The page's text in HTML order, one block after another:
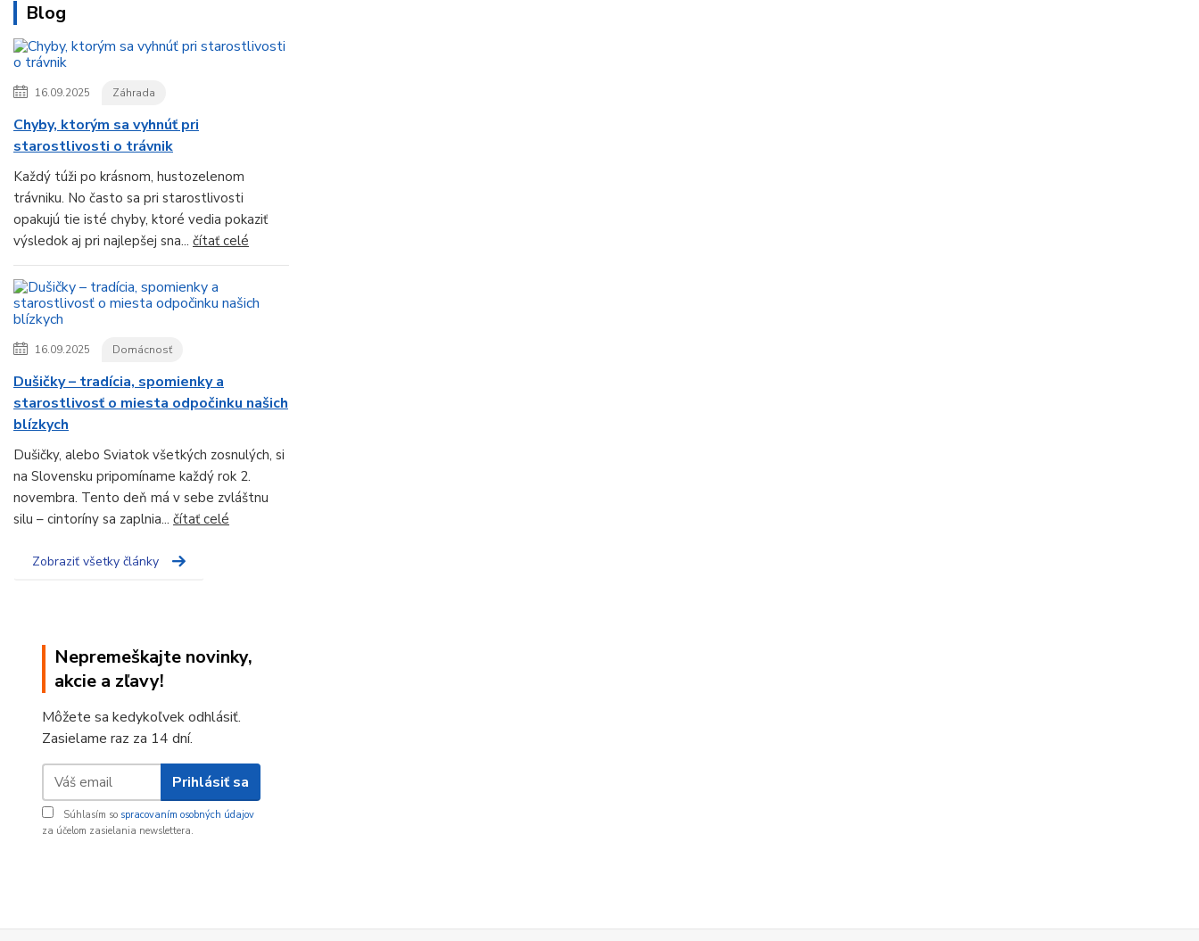
Blog
16.09.2025 Záhrada
Chyby, ktorým sa vyhnúť pri
starostlivosti o trávnik
Každý túži po krásnom, hustozelenom
trávniku. No často sa pri starostlivosti
opakujú tie isté chyby, ktoré vedia pokaziť
výsledok aj pri najlepšej sna... čítať celé
16.09.2025 Domácnosť
Dušičky – tradícia, spomienky a
starostlivosť o miesta odpočinku našich
blízkych
Dušičky, alebo Sviatok všetkých zosnulých, si
na Slovensku pripomíname každý rok 2.
novembra. Tento deň má v sebe zvláštnu
silu – cintoríny sa zaplnia... čítať celé
Zobraziť všetky články
Nepremeškajte novinky,
akcie a zľavy!
Môžete sa kedykoľvek odhlásiť.
Zasielame raz za 14 dní.
Prihlásiť sa
Súhlasím so spracovaním osobných údajov
za účelom zasielania newslettera.